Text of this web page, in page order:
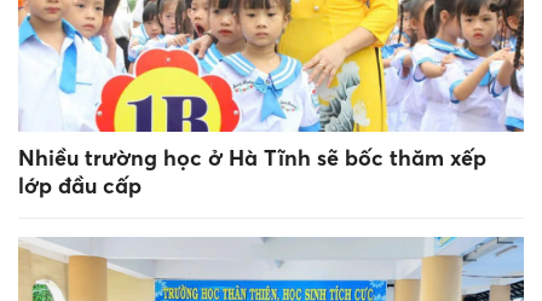
Nhiều trường học ở Hà Tĩnh sẽ bốc thăm xếp
lớp đầu cấp